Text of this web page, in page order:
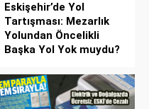
Eskişehir’de Yol
Tartışması: Mezarlık
Yolundan Öncelikli
Başka Yol Yok muydu?